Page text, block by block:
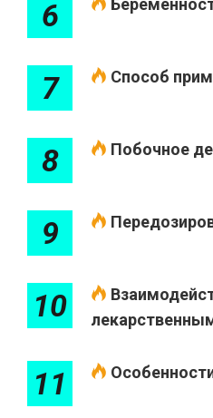
6
7 Способ
8 Побочное
9
10
11